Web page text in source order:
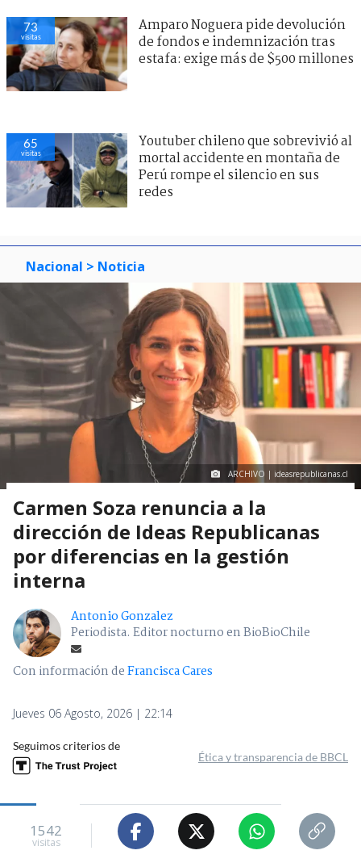
73
visitas
Amparo Noguera pide devolución
de fondos e indemnización tras
estafa: exige más de $500 millones
65
visitas
Youtuber chileno que sobrevivió al
mortal accidente en montaña de
Perú rompe el silencio en sus
redes
Nacional > Noticia
ARCHIVO | ideasrepublicanas.cl
Carmen Soza renuncia a la
dirección de Ideas Republicanas
por diferencias en la gestión
interna
Antonio Gonzalez
Periodista. Editor nocturno en BioBioChile
Con información deFrancisca Cares
Jueves 06 Agosto, 2026 | 22:14
Seguimos criterios de
Ética y transparencia de BBCL
1542
visitas